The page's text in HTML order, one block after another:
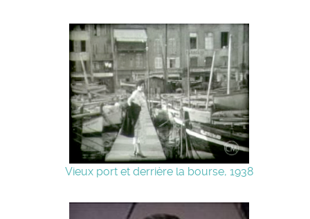
Vieux port et derrière la bourse, 1938